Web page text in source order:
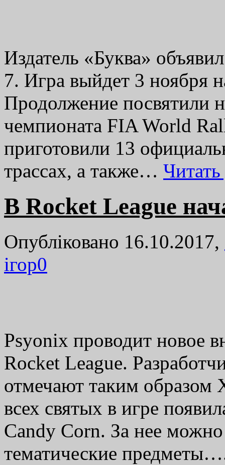
Издатель «Буква»
7. Игра выйдет 3 ноября
Продолжение посвятили
чемпионата FIA World
приготовили 13
трассах, а также…
В Rocket League
Опубліковано 16.10.2017,
ігор0
Psyonix проводит новое
Rocket League.
отмечают таким образом
всех святых в игре
Candy Corn. За нее
тематические